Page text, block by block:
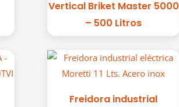
Vertical Briket Master 5000
– 500 Litros
Freidora industrial